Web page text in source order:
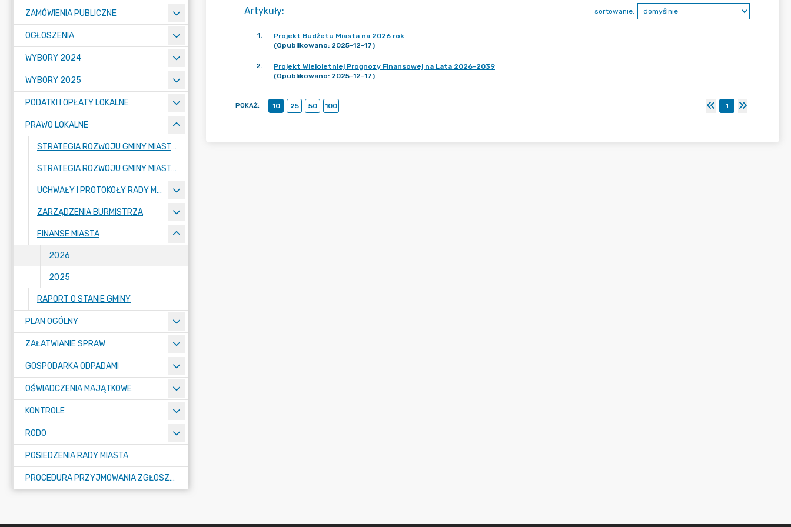
ZAMÓWIENIA PUBLICZNE
OGŁOSZENIA
WYBORY 2024
WYBORY 2025
PODATKI I OPŁATY LOKALNE
PRAWO LOKALNE
STRATEGIA ROZWOJU GMINY MIASTA KOWAL NA LATA 2025-2030
STRATEGIA ROZWOJU GMINY MIASTA KOWAL 2025-2030
UCHWAŁY I PROTOKOŁY RADY MIASTA
ZARZĄDZENIA BURMISTRZA
FINANSE MIASTA
2026
2025
RAPORT O STANIE GMINY
PLAN OGÓLNY
ZAŁATWIANIE SPRAW
GOSPODARKA ODPADAMI
OŚWIADCZENIA MAJĄTKOWE
KONTROLE
RODO
POSIEDZENIA RADY MIASTA
PROCEDURA PRZYJMOWANIA ZGŁOSZEŃ NARUSZENIA PRAWA
Artykuły: sortowanie:
1.
Projekt Budżetu Miasta na 2026 rok
(Opublikowano: 2025-12-17)
2.
Projekt Wieloletniej Prognozy Finansowej na Lata 2026-2039
(Opublikowano: 2025-12-17)
POKAŻ: 10 25 50 100 1